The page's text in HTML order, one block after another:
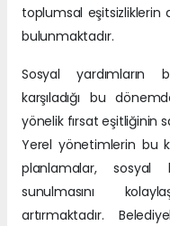
toplumsal eşitsizliklerin
bulunmaktadır.
Sosyal yardımların
karşıladığı bu
yönelik fırsat eşitliğinin
Yerel yönetimlerin bu
planlamalar,
sunulmasını
artırmaktadır.